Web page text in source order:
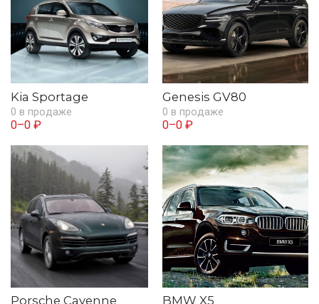
Kia Sportage
0 в продаже
0–0 ₽
Genesis GV80
0 в продаже
0–0 ₽
Porsche Cayenne BMW X5